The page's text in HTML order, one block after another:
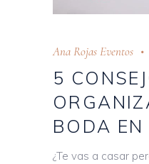
Ana Rojas Eventos
5
BODA
¿Te vas a casar